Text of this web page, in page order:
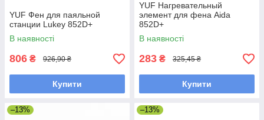
YUF Фен для паяльной
станции Lukey 852D+
В наявності
806 ₴ 926,90 ₴
Купити
YUF Нагревательный
элемент для фена Aida
852D+
В наявності
283 ₴ 325,45 ₴
Купити
–13% –13%